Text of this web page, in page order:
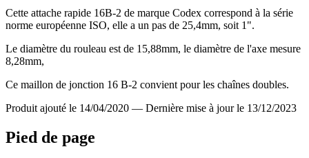
Cette attache rapide 16B-2 de marque Codex correspond à la série
norme européenne ISO, elle a un pas de 25,4mm, soit 1".
Le diamètre du rouleau est de 15,88mm, le diamètre de l'axe mesure
8,28mm,
Ce maillon de jonction 16 B-2 convient pour les chaînes doubles.
Produit ajouté le 14/04/2020 — Dernière mise à jour le 13/12/2023
Pied de page